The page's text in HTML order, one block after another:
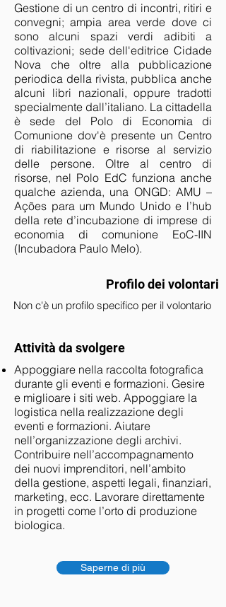
Gestione di un centro di incontri, ritiri e
convegni; ampia area verde dove ci
sono alcuni spazi verdi adibiti a
coltivazioni; sede dell'editrice Cidade
Nova che oltre alla pubblicazione
periodica della rivista, pubblica anche
alcuni libri nazionali, oppure tradotti
specialmente dall’italiano. La cittadella
è sede del Polo di Economia di
Comunione dov'è presente un Centro
di riabilitazione e risorse al servizio
delle persone. Oltre al centro di
risorse, nel Polo EdC funziona anche
qualche azienda, una ONGD: AMU –
Ações para um Mundo Unido e l’hub
della rete d’incubazione di imprese di
economia di comunione EoC-IIN
(Incubadora Paulo Melo).
Profilo dei volontari
Non c'è un profilo specifico per il volontario
Attività da svolgere
Appoggiare nella raccolta fotografica
durante gli eventi e formazioni. Gesire
e miglioare i siti web. Appoggiare la
logistica nella realizzazione degli
eventi e formazioni. Aiutare
nell’organizzazione degli archivi.
Contribuire nell’accompagnamento
dei nuovi imprenditori, nell’ambito
della gestione, aspetti legali, finanziari,
marketing, ecc. Lavorare direttamente
in progetti come l’orto di produzione
biologica.
Saperne di più